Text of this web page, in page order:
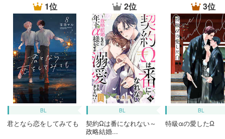
1位
BL
君となら恋をしてみても
2位
BL
契約Ωは番になれない～
政略結婚...
3位
BL
特級αの愛したΩ